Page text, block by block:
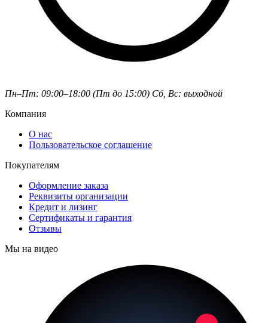
Пн–Пт: 09:00–18:00 (Пт до 15:00) Сб, Вс: выходной
Компания
О нас
Пользовательское соглашение
Покупателям
Оформление заказа
Реквизиты организации
Кредит и лизинг
Сертификаты и гарантия
Отзывы
Мы на видео